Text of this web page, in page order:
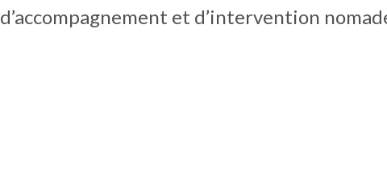
d’accompagnement et d’intervention